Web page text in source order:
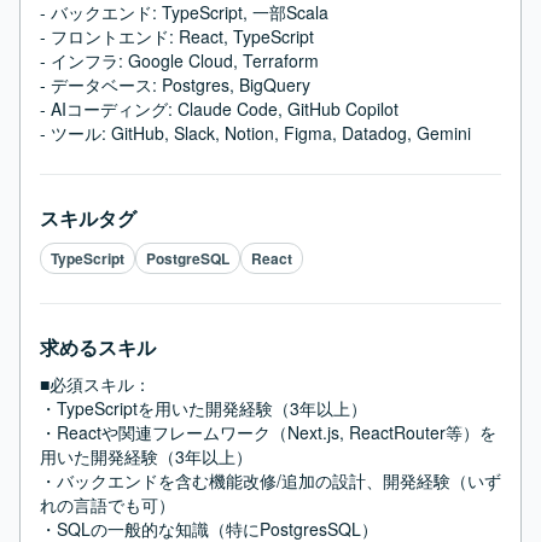
- バックエンド: TypeScript, 一部Scala
- フロントエンド: React, TypeScript
- インフラ: Google Cloud, Terraform
- データベース: Postgres, BigQuery
- AIコーディング: Claude Code, GitHub Copilot
- ツール: GitHub, Slack, Notion, Figma, Datadog, Gemini
スキルタグ
TypeScript PostgreSQL React
求めるスキル
■必須スキル：
・TypeScriptを用いた開発経験（3年以上）
・Reactや関連フレームワーク（Next.js, ReactRouter等）を
用いた開発経験（3年以上）
・バックエンドを含む機能改修/追加の設計、開発経験（いず
れの言語でも可）
・SQLの一般的な知識（特にPostgresSQL）